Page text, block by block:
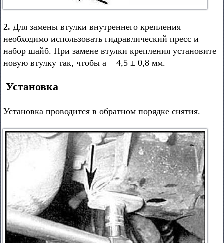
2. Для замены втулки внутреннего крепления
необходимо использовать гидравлический пресс и
набор шайб. При замене втулки крепления установите
новую втулку так, чтобы а = 4,5 ± 0,8 мм.
Установка
Установка проводится в обратном порядке снятия.